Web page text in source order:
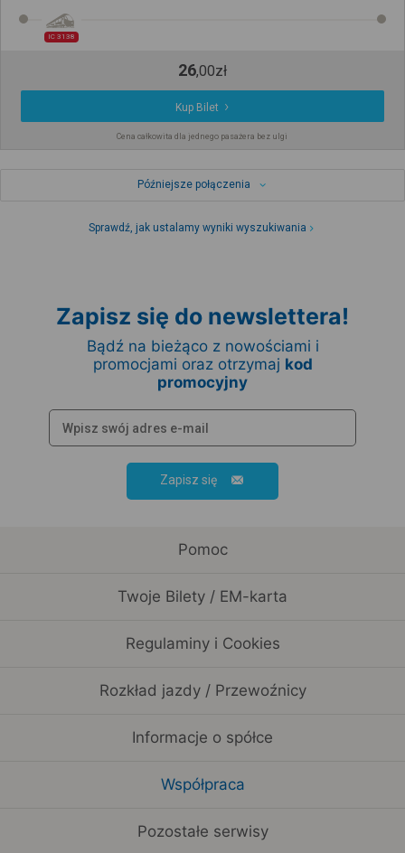
IC 3138
26,00zł
Kup Bilet
Cena całkowita dla jednego pasażera bez ulgi
Późniejsze połączenia
Sprawdź, jak ustalamy wyniki wyszukiwania
Zapisz się do newslettera!
Bądź na bieżąco z nowościami i
promocjami oraz otrzymaj kod
promocyjny
Zapisz się
Pomoc
Twoje Bilety / EM-karta
Regulaminy i Cookies
Rozkład jazdy / Przewoźnicy
Informacje o spółce
Współpraca
Pozostałe serwisy